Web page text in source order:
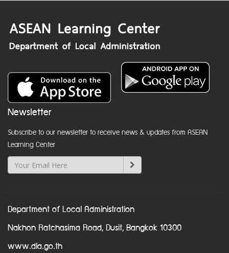
Newsletter
Subscribe to our newsletter to receive news & updates from ASEAN
Learning Center
Department of Local Administration
Nakhon Ratchasima Road, Dusit, Bangkok 10300
www.dla.go.th